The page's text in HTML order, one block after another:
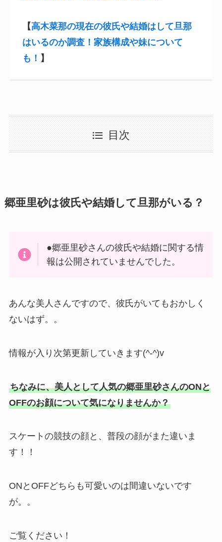
【高木菜那の現在の彼氏や結婚はして旦那
はいるのか調査！家族構成や妹について
も！ 】
目次
郷亜里砂は彼氏や結婚して旦那がいる？
●郷亜里砂さんの彼氏や結婚に関する情
報は公開されていませんでした。
あんな美人さんですので、彼氏がいてもおかしく
ないはず。。
情報が入り次第更新していきます(^-^)v
ちなみに、美人として人気の郷亜里砂さんのONと
OFFのお顔について気になりませんか？
スケートの競技の顔と、普段の顔がまた違いま
す！！
ONとOFFどちらも可愛いのは間違いないです
が。。
ご覧ください！